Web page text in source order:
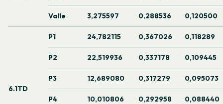
Valle 3,275597 0,288536 0,120500
6.1TD
P1 24,782115 0,367026 0,118289
P2 22,519936 0,337178 0,109445
P3 12,689080 0,317279 0,095073
P4 10,010806 0,292958 0,088440